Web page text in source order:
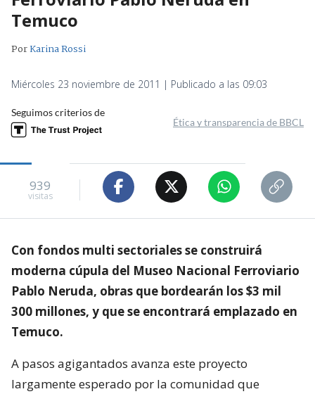
Temuco
PorKarina Rossi
Miércoles 23 noviembre de 2011 | Publicado a las 09:03
Seguimos criterios de
Ética y transparencia de BBCL
939
visitas
Con fondos multi sectoriales se construirá
moderna cúpula del Museo Nacional Ferroviario
Pablo Neruda, obras que bordearán los $3 mil
300 millones, y que se encontrará emplazado en
Temuco.
A pasos agigantados avanza este proyecto
largamente esperado por la comunidad que